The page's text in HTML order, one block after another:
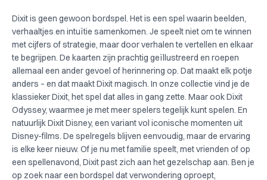
Dixit is geen gewoon bordspel. Het is een spel waarin beelden,
verhaaltjes en intuïtie samenkomen. Je speelt niet om te winnen
met cijfers of strategie, maar door verhalen te vertellen en elkaar
te begrijpen. De kaarten zijn prachtig geïllustreerd en roepen
allemaal een ander gevoel of herinnering op. Dat maakt elk potje
anders – en dat maakt Dixit magisch. In onze collectie vind je de
klassiekerDixit, het spel dat alles in gang zette. Maar ookDixit
Odyssey, waarmee je met meer spelers tegelijk kunt spelen. En
natuurlijkDixit Disney, een variant vol iconische momenten uit
Disney-films. De spelregels blijven eenvoudig, maar de ervaring
is elke keer nieuw. Of je nu met familie speelt, met vrienden of op
een spellenavond, Dixit past zich aan het gezelschap aan. Ben je
op zoek naar een bordspel dat verwondering oproept,